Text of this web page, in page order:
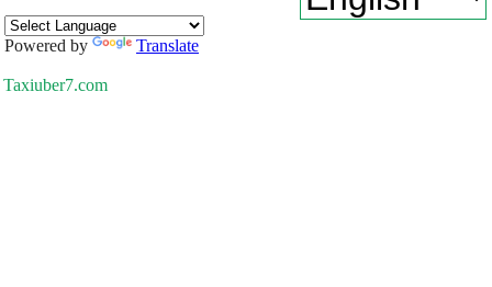
Powered by Translate
Taxiuber7.com